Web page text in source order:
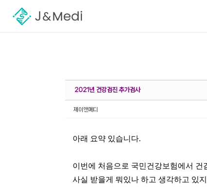
2021년 건강검진 추가검사
제이앤메디
아래 요약 있습니다.
이번에 처음으로 국민건강보험에서
사실 받을게 뭐있나 하고 생각하고 있